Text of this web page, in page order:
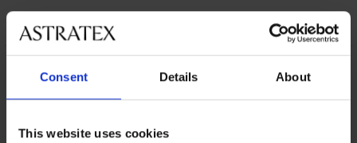
Consent Details About
This website uses cookies
8% visszatérítés a
Csere és visszaküldés
Kedvező